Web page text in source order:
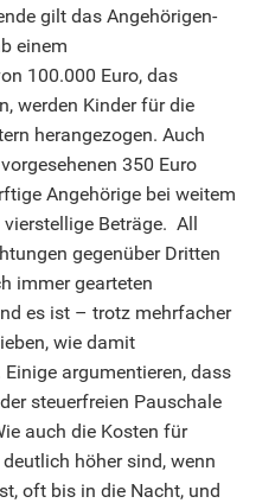
gilt das Angehörigen-
einem
100.000 Euro, das
werden Kinder für die
herangezogen. Auch
350 Euro
Angehörige bei weitem
Beträge. All
gegenüber Dritten
immer gearteten
es ist – trotz mehrfacher
wie damit
argumentieren, dass
steuerfreien Pauschale
auch die Kosten für
höher sind, wenn
oft bis in die Nacht, und